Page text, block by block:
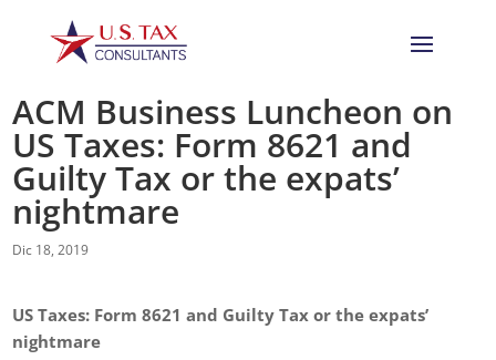
ACM Business Luncheon on
US Taxes: Form 8621 and
Guilty Tax or the expats’
nightmare
Dic 18, 2019
US Taxes: Form 8621 and Guilty Tax or the expats’
nightmare